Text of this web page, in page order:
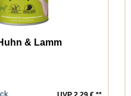
& Lamm